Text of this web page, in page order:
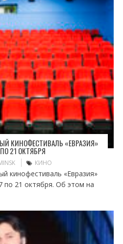
КИНОФЕСТИВАЛЬ «ЕВРАЗИЯ»
21 ОКТЯБРЯ
КИНО
кинофестиваль «Евразия»
по 21 октября. Об этом на